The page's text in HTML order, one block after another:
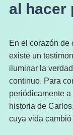
al hacer
En el corazón de
existe un
iluminar la
continuo. Para
periódicamente
historia de
cuya vida